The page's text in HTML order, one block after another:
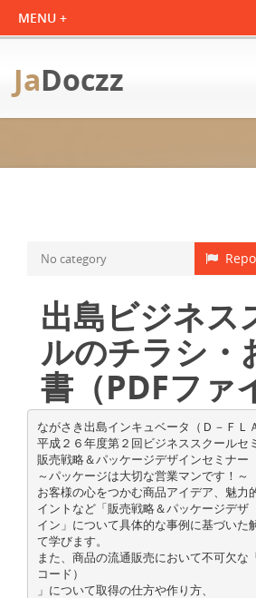
JaDoczz
No category
出島ビジネス
ルのチラシ・
書（PDFファ
ながさき出島インキュベータ（Ｄ－ＦＬ
平成２６年度第２回ビジネススクールセ
販売戦略＆パッケージデザインセミナー
～パッケージは大切な営業マンです！～
お客様の心をつかむ商品アイデア、魅力
イントなど「販売戦略＆パッケージデザ
イン」について具体的な事例に基づいた
て学びます。
また、商品の流通販売において不可欠な
コード）
」について取得の仕方や作り方、